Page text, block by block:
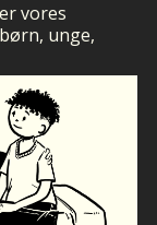
vores
unge,